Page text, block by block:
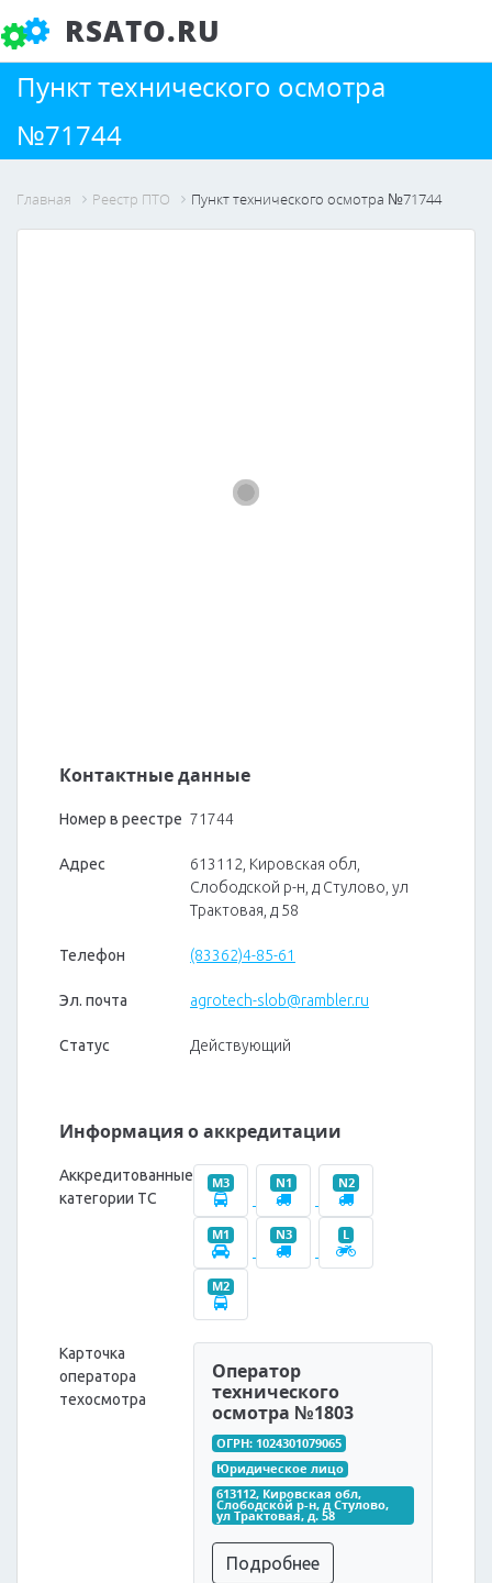
RSATO.RU
Пункт технического осмотра
№71744
Главная Реестр ПТО Пункт технического осмотра №71744
Контактные данные
Номер в реестре 71744
Адрес
613112, Кировская обл,
Слободской р-н, д Стулово, ул
Трактовая, д 58
Телефон (83362)4-85-61
Эл. почта agrotech-slob@rambler.ru
Статус Действующий
Информация о аккредитации
Аккредитованные
категории ТС
M3 N1 N2
M1 N3 L
M2
Карточка
оператора
техосмотра
Оператор
технического
осмотра №1803
ОГРН: 1024301079065
Юридическое лицо
613112, Кировская обл,
Слободской р-н, д Стулово,
ул Трактовая, д. 58
Подробнее